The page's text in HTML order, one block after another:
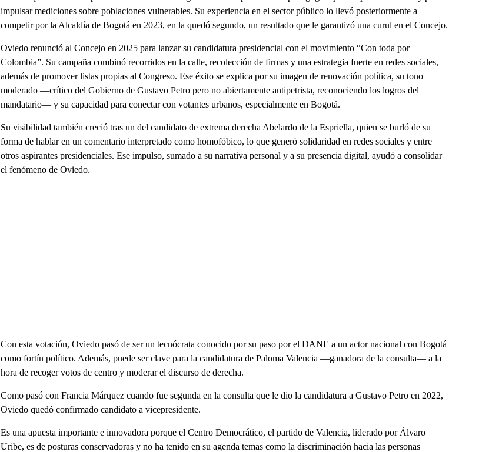
impulsar mediciones sobre poblaciones vulnerables. Su experiencia en el sector público lo llevó posteriormente a
competir por la Alcaldía de Bogotá en 2023, en la quedó segundo, un resultado que le garantizó una curul en el Concejo.
Oviedo renunció al Concejo en 2025 para lanzar su candidatura presidencial con el movimiento “Con toda por
Colombia”. Su campaña combinó recorridos en la calle, recolección de firmas y una estrategia fuerte en redes sociales,
además de promover listas propias al Congreso. Ese éxito se explica por su imagen de renovación política, su tono
moderado —crítico del Gobierno de Gustavo Petro pero no abiertamente antipetrista, reconociendo los logros del
mandatario— y su capacidad para conectar con votantes urbanos, especialmente en Bogotá.
Su visibilidad también creció tras un del candidato de extrema derecha Abelardo de la Espriella, quien se burló de su
forma de hablar en un comentario interpretado como homofóbico, lo que generó solidaridad en redes sociales y entre
otros aspirantes presidenciales. Ese impulso, sumado a su narrativa personal y a su presencia digital, ayudó a consolidar
el fenómeno de Oviedo.
Con esta votación, Oviedo pasó de ser un tecnócrata conocido por su paso por el DANE a un actor nacional con Bogotá
como fortín político. Además, puede ser clave para la candidatura de Paloma Valencia —ganadora de la consulta— a la
hora de recoger votos de centro y moderar el discurso de derecha.
Como pasó con Francia Márquez cuando fue segunda en la consulta que le dio la candidatura a Gustavo Petro en 2022,
Oviedo quedó confirmado candidato a vicepresidente.
Es una apuesta importante e innovadora porque el Centro Democrático, el partido de Valencia, liderado por Álvaro
Uribe, es de posturas conservadoras y no ha tenido en su agenda temas como la discriminación hacia las personas